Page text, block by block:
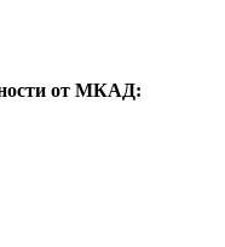
от МКАД: